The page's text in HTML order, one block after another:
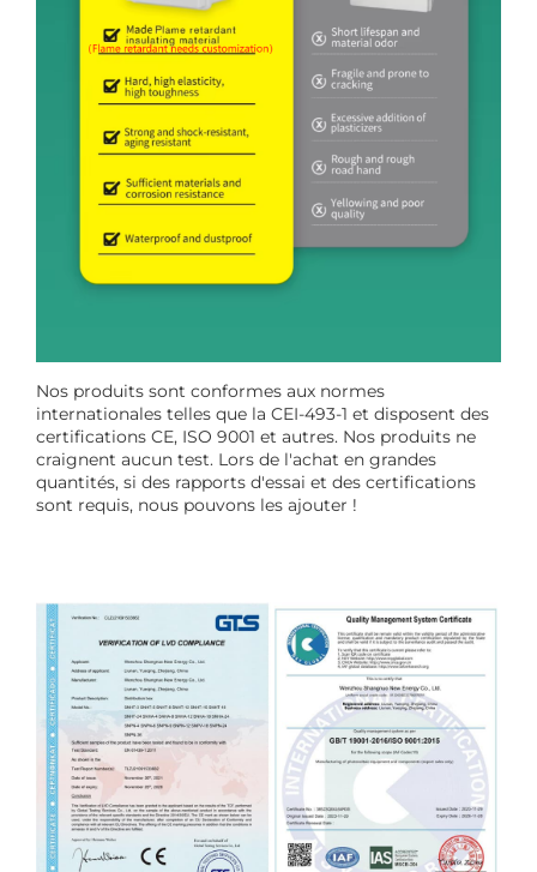
Nos produits sont conformes aux normes
internationales telles que la CEI-493-1 et disposent des
certifications CE, ISO 9001 et autres. Nos produits ne
craignent aucun test. Lors de l'achat en grandes
quantités, si des rapports d'essai et des certifications
sont requis, nous pouvons les ajouter !